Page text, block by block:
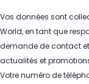
Vos données sont
World, en tant que
demande de contact
actualités et
Votre numéro de